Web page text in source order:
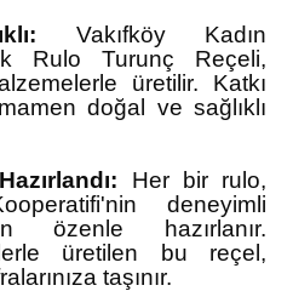
Vakıfköy Kadın
Rulo Turunç Reçeli,
üretilir. Katkı
doğal ve sağlıklı
Her bir rulo,
deneyimli
özenle hazırlanır.
üretilen bu reçel,
taşınır.